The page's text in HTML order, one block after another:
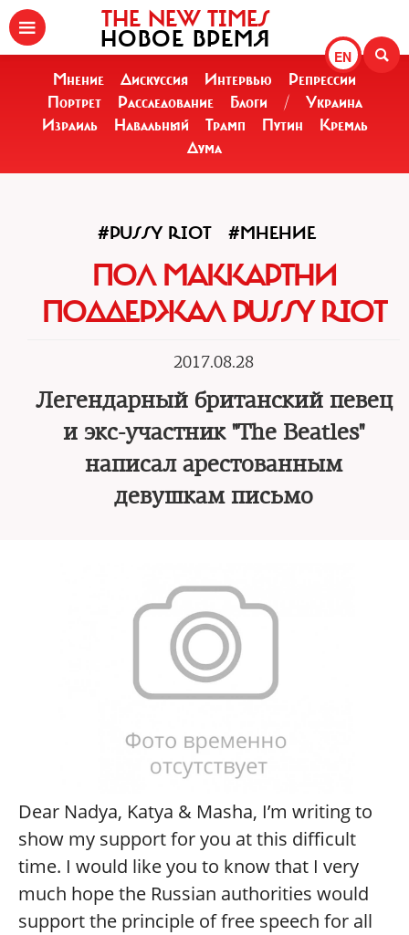
EN
THE NEW TIMES
НОВОЕ ВРЕМЯ
Мнение Дискуссия Интервью
Репрессии
Портрет
Расследование Блоги /
Украина
Израиль
Навальный Трамп Путин
Кремль
Дума
#PUSSY RIOT #МНЕНИЕ
ПОЛ МАККАРТНИ
ПОДДЕРЖАЛ PUSSY RIOT
2017.08.28
Легендарный британский певец
и экс-участник "The Beatles"
написал арестованным
девушкам письмо
Dear Nadya, Katya & Masha, I’m writing to
show my support for you at this difficult
time. I would like you to know that I very
much hope the Russian authorities would
support the principle of free speech for all